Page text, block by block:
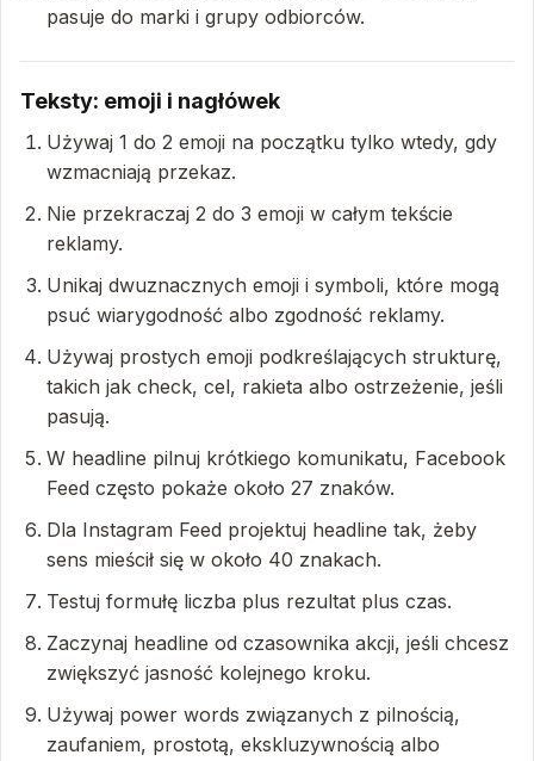
pasuje do marki i grupy odbiorców.
Teksty: emoji i nagłówek
Używaj 1 do 2 emoji na początku tylko wtedy, gdy
wzmacniają przekaz.
Nie przekraczaj 2 do 3 emoji w całym tekście
reklamy.
Unikaj dwuznacznych emoji i symboli, które mogą
psuć wiarygodność albo zgodność reklamy.
Używaj prostych emoji podkreślających strukturę,
takich jak check, cel, rakieta albo ostrzeżenie, jeśli
pasują.
W headline pilnuj krótkiego komunikatu, Facebook
Feed często pokaże około 27 znaków.
Dla Instagram Feed projektuj headline tak, żeby
sens mieścił się w około 40 znakach.
Testuj formułę liczba plus rezultat plus czas.
Zaczynaj headline od czasownika akcji, jeśli chcesz
zwiększyć jasność kolejnego kroku.
Używaj power words związanych z pilnością,
zaufaniem, prostotą, ekskluzywnością albo